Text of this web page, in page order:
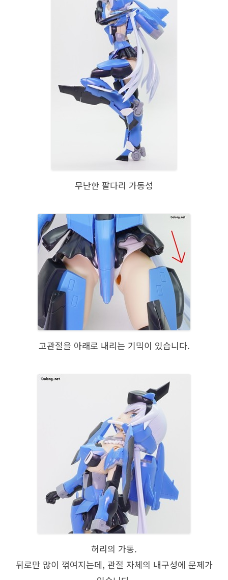
무난한 팔다리 가동성
고관절을 아래로 내리는 기믹이 있습니다.
허리의 가동.
뒤로만 많이 꺾여지는데, 관절 자체의 내구성에 문제가